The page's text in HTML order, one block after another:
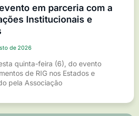
em parceria com a
Institucionais e
de 2026
quinta-feira (6), do evento
de RIG nos Estados e
pela Associação